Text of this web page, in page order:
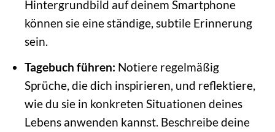
Hintergrundbild auf deinem Smartphone
können sie eine ständige, subtile Erinnerung
sein.
Tagebuch führen: Notiere regelmäßig
Sprüche, die dich inspirieren, und reflektiere,
wie du sie in konkreten Situationen deines
Lebens anwenden kannst. Beschreibe deine